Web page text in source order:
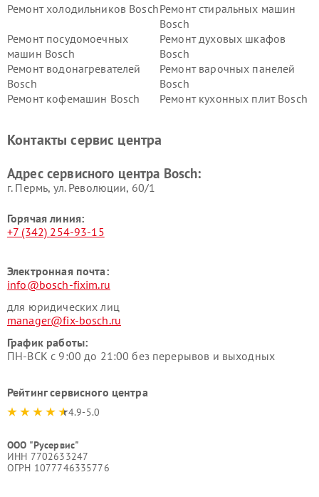
Ремонт холодильников BoschРемонт стиральных машин
Bosch
Ремонт посудомоечных
машин Bosch
Ремонт духовых шкафов
Bosch
Ремонт водонагревателей
Bosch
Ремонт варочных панелей
Bosch
Ремонт кофемашин Bosch
Ремонт кухонных плит Bosch
Ремонт сушильных автоматовРемонт морозильных камер
Контакты сервис центра
Адрес сервисного центра Bosch:
г. Пермь, ул. ​Революции, 60/1
Горячая линия:
+7 (342) 254-93-15
Электронная почта:
info@bosch-fixim.ru
для юридических лиц
manager@fix-bosch.ru
График работы:
ПН-ВСК с 9:00 до 21:00 без перерывов и выходных
Рейтинг сервисного центра
4.9-5.0
ООО "Русервис"
ИНН 7702633247
ОГРН 1077746335776